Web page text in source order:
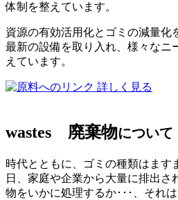
体制を整えています。
資源の有効活用化とゴミの減量化
最新の設備を取り入れ、様々なニ
えています。
詳しく見る
wastes 廃棄物について
時代とともに、ゴミの種類はます
日、家庭や企業から大量に排出さ
物をいかに処理するか･･･、それ